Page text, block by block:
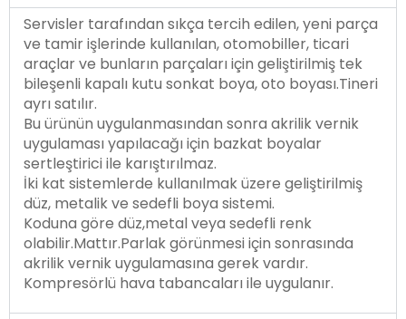
Servisler tarafından sıkça tercih edilen, yeni parça
ve tamir işlerinde kullanılan, otomobiller, ticari
araçlar ve bunların parçaları için geliştirilmiş tek
bileşenli kapalı kutu sonkat boya, oto boyası.Tineri
ayrı satılır.
Bu ürünün uygulanmasından sonra akrilik vernik
uygulaması yapılacağı için bazkat boyalar
sertleştirici ile karıştırılmaz.
İki kat sistemlerde kullanılmak üzere geliştirilmiş
düz, metalik ve sedefli boya sistemi.
Koduna göre düz,metal veya sedefli renk
olabilir.Mattır.Parlak görünmesi için sonrasında
akrilik vernik uygulamasına gerek vardır.
Kompresörlü hava tabancaları ile uygulanır.